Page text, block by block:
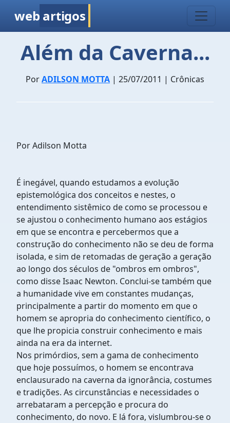
web artigos
Além da Caverna...
PorADILSON MOTTA | 25/07/2011 | Crônicas
Por Adilson Motta
É inegável, quando estudamos a evolução
epistemológica dos conceitos e nestes, o
entendimento sistêmico de como se processou e
se ajustou o conhecimento humano aos estágios
em que se encontra e percebermos que a
construção do conhecimento não se deu de forma
isolada, e sim de retomadas de geração a geração
ao longo dos séculos de "ombros em ombros",
como disse Isaac Newton. Conclui-se também que
a humanidade vive em constantes mudanças,
principalmente a partir do momento em que o
homem se apropria do conhecimento científico, o
que lhe propicia construir conhecimento e mais
ainda na era da internet.
Nos primórdios, sem a gama de conhecimento
que hoje possuímos, o homem se encontrava
enclausurado na caverna da ignorância, costumes
e tradições. As circunstâncias e necessidades o
arrebataram a percepção e procura do
conhecimento, do novo. E lá fora, vislumbrou-se o